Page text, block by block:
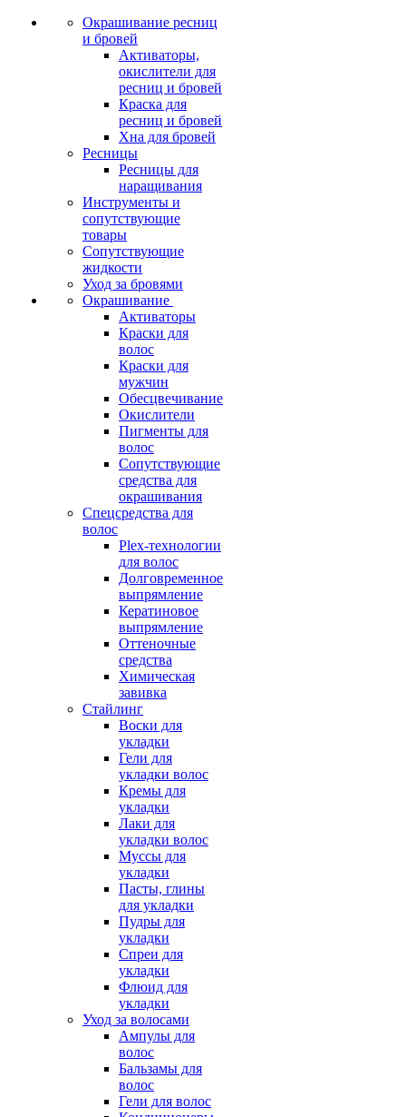
Окрашивание ресниц
и бровей
Активаторы,
окислители для
ресниц и бровей
Краска для
ресниц и бровей
Хна для бровей
Ресницы
Ресницы для
наращивания
Инструменты и
сопутствующие
товары
Сопутствующие
жидкости
Уход за бровями
Окрашивание
Активаторы
Краски для
волос
Краски для
мужчин
Обесцвечивание
Окислители
Пигменты для
волос
Сопутствующие
средства для
окрашивания
Спецсредства для
волос
Plex-технологии
для волос
Долговременное
выпрямление
Кератиновое
выпрямление
Оттеночные
средства
Химическая
завивка
Стайлинг
Воски для
укладки
Гели для
укладки волос
Кремы для
укладки
Лаки для
укладки волос
Муссы для
укладки
Пасты, глины
для укладки
Пудры для
укладки
Спреи для
укладки
Флюид для
укладки
Уход за волосами
Ампулы для
волос
Бальзамы для
волос
Гели для волос